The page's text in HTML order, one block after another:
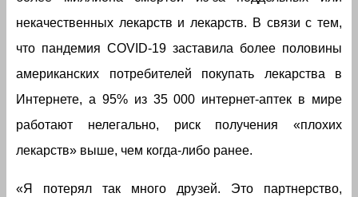
некачественных лекарств и лекарств. В связи с тем,
что пандемия COVID-19 заставила более половины
американских потребителей покупать лекарства в
Интернете, а 95% из 35 000 интернет-аптек в мире
работают нелегально, риск получения «плохих
лекарств» выше, чем когда-либо ранее.
«Я потерял так много друзей. Это партнерство,